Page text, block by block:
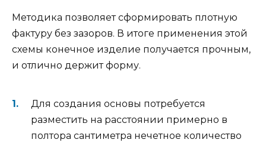
Методика позволяет сформировать плотную
фактуру без зазоров. В итоге применения этой
схемы конечное изделие получается прочным,
и отлично держит форму.
Для создания основы потребуется
разместить на расстоянии примерно в
полтора сантиметра нечетное количество